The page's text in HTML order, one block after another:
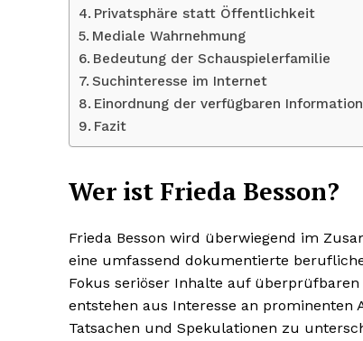
Privatsphäre statt Öffentlichkeit
Mediale Wahrnehmung
Bedeutung der Schauspielerfamilie
Suchinteresse im Internet
Einordnung der verfügbaren
Fazit
Wer ist Frieda Besson?
Frieda Besson wird überwiegend im
eine umfassend dokumentierte
Fokus seriöser Inhalte auf
entstehen aus Interesse an prominenten
Tatsachen und Spekulationen zu